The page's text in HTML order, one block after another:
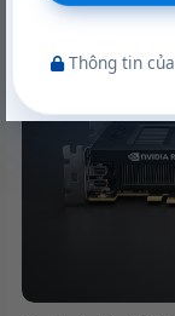
Thông tin